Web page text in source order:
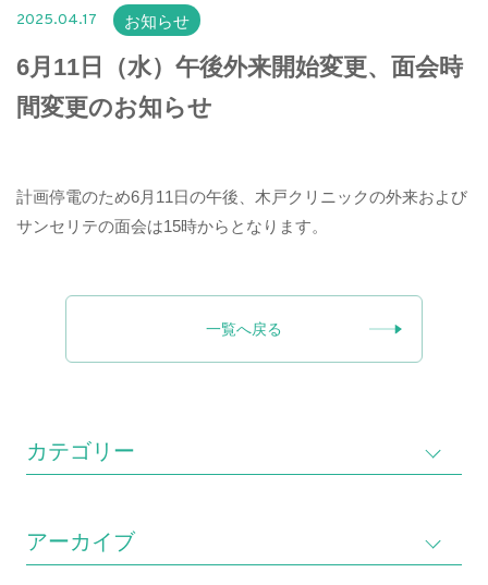
2025.04.17 お知らせ
6月11日（水）午後外来開始変更、面会時
間変更のお知らせ
計画停電のため6月11日の午後、木戸クリニックの外来および
サンセリテの面会は15時からとなります。
一覧へ戻る
カテゴリー
アーカイブ